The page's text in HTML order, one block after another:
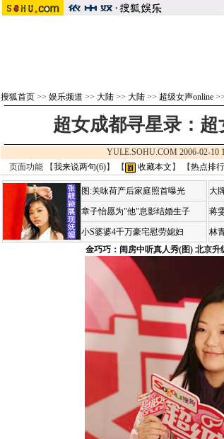
搜狐首页 >> 娱乐频道 >> 大陆 >> 大陆 >> 超级女声online >>
超女成都寻星录：超
YULE.SOHU.COM 2006-02-
页面功能 【我来说两句(6)】 【 收藏本文 】 【热点排行
图:关咏荷产后家庭照首曝光
章子怡愿为"他"息影结婚生子
小S婆婆4千万豪宅慰劳媳妇
大
蒋
林
金巧巧：闺房中听真人秀(图) 北京升